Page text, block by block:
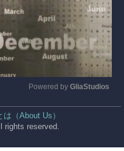
Powered by GliaStudios
（About Us）
reserved.